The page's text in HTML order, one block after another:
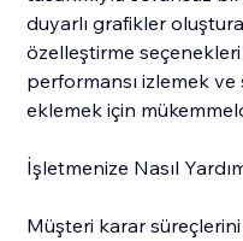
duyarlı grafikler
özelleştirme seçenekleri
performansı izlemek ve
eklemek için
İşletmenize Nasıl
Müşteri karar